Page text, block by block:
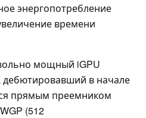
энергопотребление
времени
мощный iGPU
дебютировавший в начале
прямым преемником
(512